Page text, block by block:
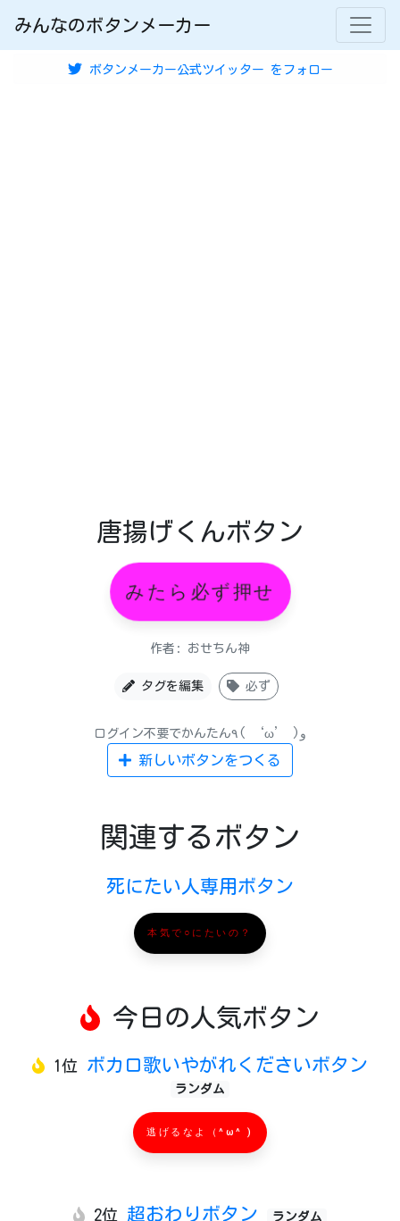
みんなのボタンメーカー
ボタンメーカー公式ツイッター をフォロー
唐揚げくんボタン
みたら必ず押せ
作者: おせちん神
タグを編集 必ず
ログイン不要でかんたん٩( ‘ω’ )و
新しいボタンをつくる
関連するボタン
死にたい人専用ボタン
本気で○にたいの？
今日の人気ボタン
1位 ボカロ歌いやがれくださいボタン
ランダム
逃げるなよ（^ω^ )
2位 超おわりボタン ランダム